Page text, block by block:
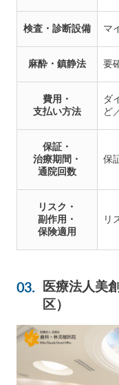
検査・診断設備 マ
麻酔・鎮静法 要
費用・
支払い方法
ダ
ど
保証・
治療期間・
通院回数
保
リスク・
副作用・
保険適用
リ
医療法人美
区）